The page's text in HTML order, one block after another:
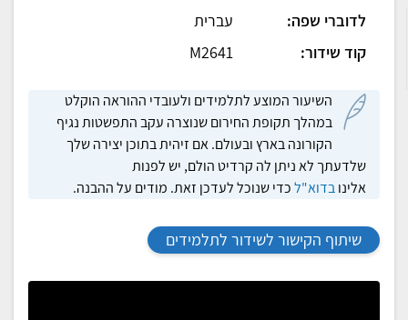
לדוברי שפה:
עברית
קוד שידור:
M2641
השיעור המוצע לתלמידים ולעובדי ההוראה הוקלט
במהלך תקופת החירום שנוצרה עקב התפשטות נגיף
הקורונה בארץ ובעולם. אם זיהית בתוכן יצירה שלך
שלדעתך לא ניתן לה קרדיט הולם, יש לפנות
אלינובדוא"לכדי שנוכל לעדכן זאת. מודים על ההבנה.
שיתוף הקישור לשידור לתלמידים